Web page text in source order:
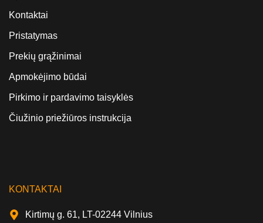
Kontaktai
Pristatymas
Prekių grąžinimai
Apmokėjimo būdai
Pirkimo ir pardavimo taisyklės
Čiužinio priežiūros instrukcija
KONTAKTAI
Kirtimų g. 61, LT-02244 Vilnius